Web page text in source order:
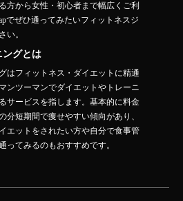
方から女性・初心者まで幅広くご利
でぜひ通ってみたいフィットネスジ
い。
ングとは
はフィットネス・ダイエットに精通
ンツーマンでダイエットやトレーニ
サービスを指します。基本的に料金
分短期間で痩せやすい傾向があり、
エットをされたい方や自分で食事管
ってみるのもおすすめです。